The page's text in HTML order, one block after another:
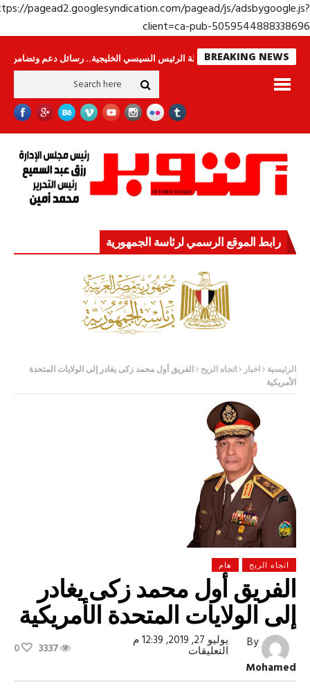
https://pagead2.googlesyndication.com/pagead/js/
client=ca-pub-
BREAKING NEWS
لا ينامون جولة الرئيس السيسي الخليجية.. رسائل دعم وتضامن للأشقاء
رابط الموقع الرسمي لرئاسة الجمهورية
الرئيسية اخبار اتجاه الريح الفريق أول محمد زكى يغادر إلى الولايات المتحدة
الأمريكية
اتجاه الريح هام
الفريق أول محمد زكى يغادر
إلى الولايات المتحدة الأمريكية
By
Mohamed
يوليو 27, 2019, 12:39 م
التعليقاتعلى
محمد
3337
0